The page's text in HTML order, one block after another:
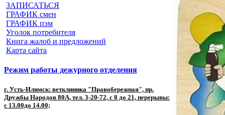
ЗАПИСАТЬСЯ
ГРАФИК смен
ГРАФИК пэм
Уголок потребителя
Книга жалоб и предложений
Карта сайта
Режим работы дежурного отделения
г. Усть-Илимск: ветклиника "Правобережная", пр.
Дружбы Народов 80А, тел. 3-20-72, с 8 до 21, перерывы:
с 13.00до 14.00;